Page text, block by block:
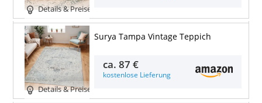
Details & Preise
Details & Preise
Surya Tampa Vintage Teppich
ca.87 €
kostenlose Lieferung